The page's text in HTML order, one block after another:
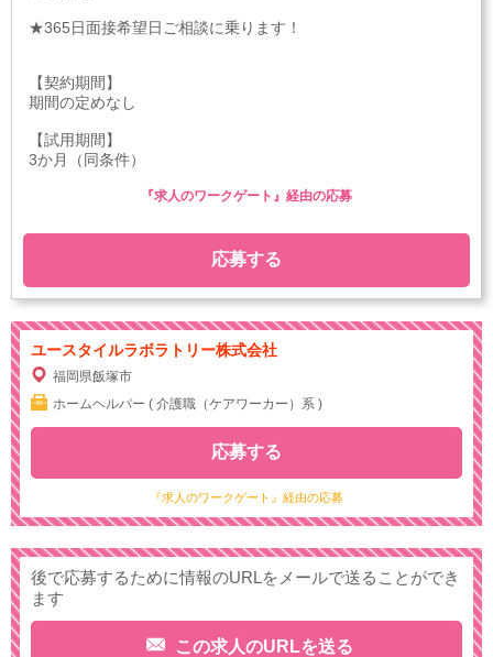
★365日面接希望日ご相談に乗ります！
【契約期間】
期間の定めなし
【試用期間】
3か月（同条件）
応募する
『求人のワークゲート』経由の応募
ユースタイルラボラトリー株式会社
福岡県飯塚市
ホームヘルパー ( 介護職（ケアワーカー）系 )
『求人のワークゲート』経由の応募
応募する
後で応募するために情報のURLをメールで送ることができ
ます
この求人のURLを送る